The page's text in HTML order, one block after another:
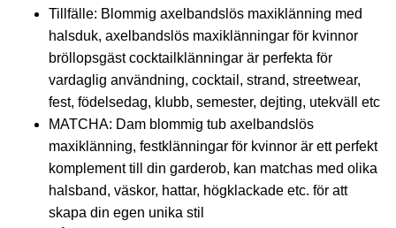
Tillfälle: Blommig axelbandslös maxiklänning med
halsduk, axelbandslös maxiklänningar för kvinnor
bröllopsgäst cocktailklänningar är perfekta för
vardaglig användning, cocktail, strand, streetwear,
fest, födelsedag, klubb, semester, dejting, utekväll etc
MATCHA: Dam blommig tub axelbandslös
maxiklänning, festklänningar för kvinnor är ett perfekt
komplement till din garderob, kan matchas med olika
halsband, väskor, hattar, högklackade etc. för att
skapa din egen unika stil